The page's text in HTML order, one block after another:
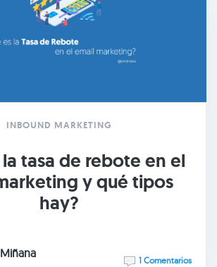
INBOUND MARKETING
la tasa de rebote en el
y qué tipos
hay?
1 Comentarios